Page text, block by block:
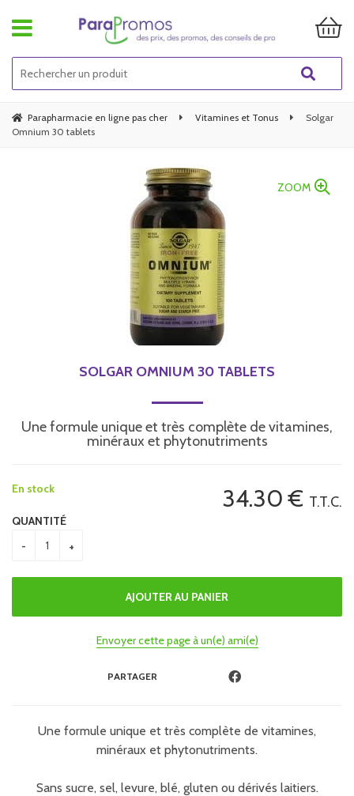
Parapharmacie en ligne pas cher Vitamines et Tonus
Solgar
Omnium 30 tablets
ZOOM
SOLGAR OMNIUM 30 TABLETS
Une formule unique et très complète de vitamines,
minéraux et phytonutriments
34.30€ T.T.C.
En stock
QUANTITÉ
Envoyer cette page à un(e) ami(e)
PARTAGER
Une formule unique et très complète de vitamines,
minéraux et phytonutriments.
Sans sucre, sel, levure, blé, gluten ou dérivés laitiers.